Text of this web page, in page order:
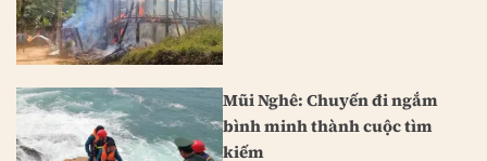
Mũi Nghê: Chuyến đi ngắm
bình minh thành cuộc tìm
kiếm